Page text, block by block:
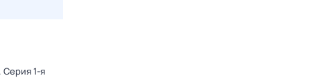
Серия 1-я